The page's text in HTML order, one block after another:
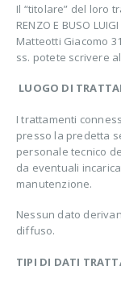
Il “titolare” del loro
RENZO E BUSO
Matteotti Giacomo
ss. potete scrivere
LUOGO DI
I trattamenti
presso la predetta
personale tecnico
da eventuali
manutenzione.
Nessun dato
diffuso.
TIPI DI DATI